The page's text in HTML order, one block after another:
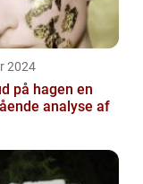
2024
på hagen en
analyse af